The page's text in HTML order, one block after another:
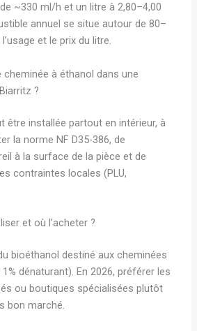
~330 ml/h et un litre à 2,80–4,00
annuel se situe autour de 80–
et le prix du litre.
à éthanol dans une
?
être installée partout en intérieur, à
la norme NF D35-386, de
à la surface de la pièce et de
contraintes locales (PLU,
et où l’acheter ?
bioéthanol destiné aux cheminées
dénaturant). En 2026, préférer les
ou boutiques spécialisées plutôt
bon marché.